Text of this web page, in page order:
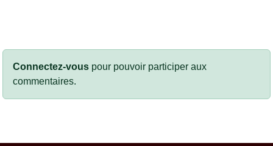
Connectez-vous pour pouvoir participer aux
commentaires.